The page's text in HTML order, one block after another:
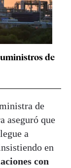
de
de
aseguró que
a
en
con